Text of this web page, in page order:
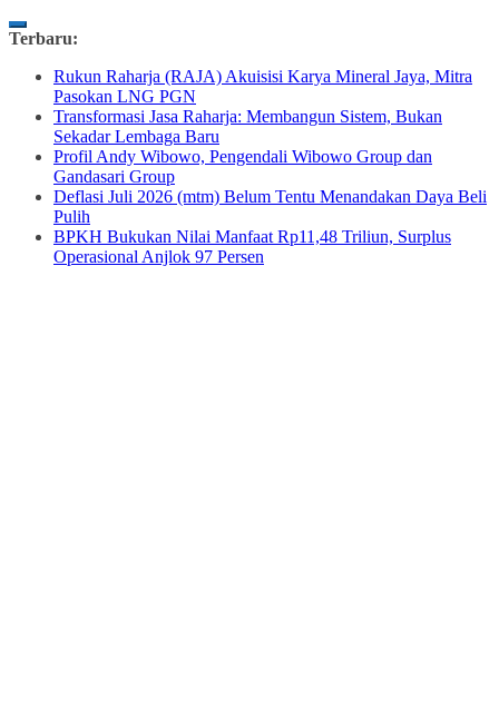
Skip
content
Terbaru:
Rukun Raharja (RAJA) Akuisisi Karya Mineral Jaya, Mitra
Pasokan LNG PGN
Transformasi Jasa Raharja: Membangun Sistem, Bukan
Sekadar Lembaga Baru
Profil Andy Wibowo, Pengendali Wibowo Group dan
Gandasari Group
Deflasi Juli 2026 (mtm) Belum Tentu Menandakan Daya Beli
Pulih
BPKH Bukukan Nilai Manfaat Rp11,48 Triliun, Surplus
Operasional Anjlok 97 Persen